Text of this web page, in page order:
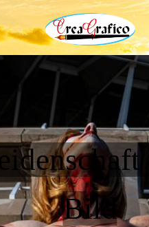
Bild